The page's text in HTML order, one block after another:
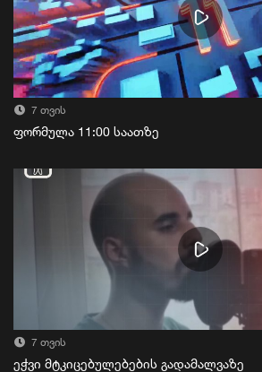
7 თვის
ფორმულა 11:00 საათზე
7 თვის
ეჭვი მტკიცებულებების გადამალვაზე